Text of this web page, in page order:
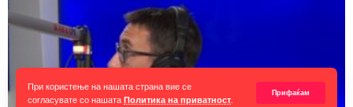
При користење на нашата страна вие се
согласувате со нашата Политика на приватност
Прифаќам